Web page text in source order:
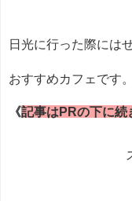
日光に行った際には
おすすめカフェです。
《記事はPRの下に続